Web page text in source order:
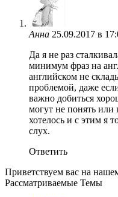
Анна 25.09.2017 в
Да я не раз
минимум фраз на
английском не
проблемой, даже
важно добиться
могут не понять или
хотелось и с этим я
слух.
Ответить
Приветствуем вас на
Рассматриваемые Темы